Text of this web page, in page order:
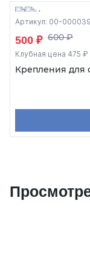
Артикул: 00-
500 ₽ 600 ₽
Клубная цена 475 ₽
Крепления для